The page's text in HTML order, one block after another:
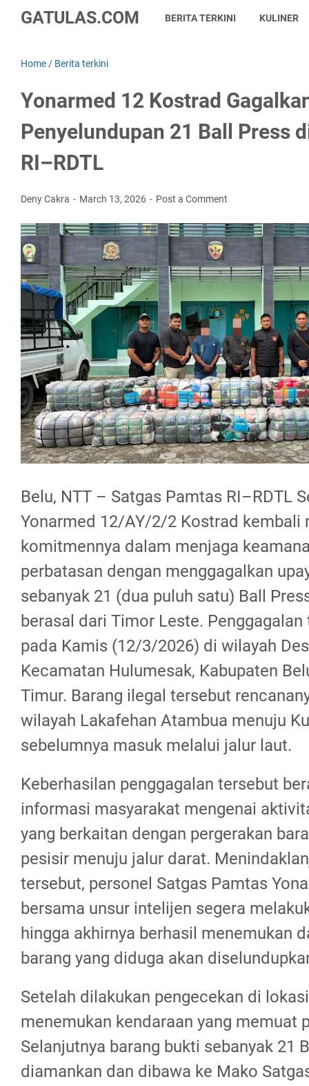
GATULAS.COM BERITA TERKINI KULINER
Home / Berita terkini
Yonarmed 12 Kostrad
Penyelundupan 21 Ball Press
RI–RDTL
Deny Cakra March 13, 2026 Post a Comment
Belu, NTT – Satgas Pamtas RI–RDTL
Yonarmed 12/AY/2/2 Kostrad kembali
komitmennya dalam menjaga
perbatasan dengan menggagalkan
sebanyak 21 (dua puluh satu) Ball
berasal dari Timor Leste.
pada Kamis (12/3/2026) di wilayah
Kecamatan Hulumesak, Kabupaten
Timur. Barang ilegal tersebut
wilayah Lakafehan Atambua menuju
sebelumnya masuk melalui jalur laut.
Keberhasilan penggagalan tersebut
informasi masyarakat mengenai
yang berkaitan dengan pergerakan
pesisir menuju jalur darat.
tersebut, personel Satgas Pamtas
bersama unsur intelijen segera
hingga akhirnya berhasil menemukan
barang yang diduga akan
Setelah dilakukan pengecekan di
menemukan kendaraan yang memuat
Selanjutnya barang bukti sebanyak 21
diamankan dan dibawa ke Mako